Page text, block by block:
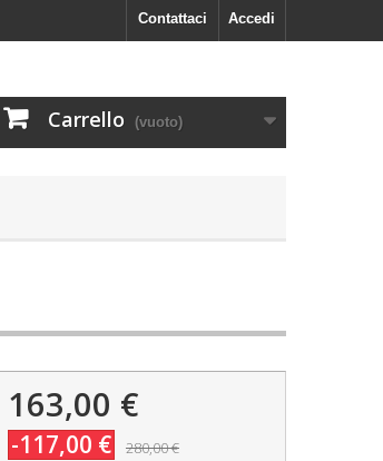
Accedi
Contattaci
Carrello (vuoto)
163,00 €
-117,00 € 280,00 €